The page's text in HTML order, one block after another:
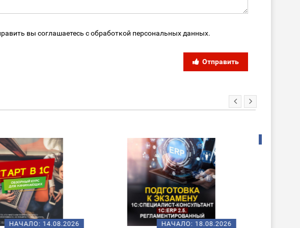
вы соглашаетесь с обработкой персональных данных.
Отправить
НАЧАЛО:18.08.2026
ХИТ!
НАЧАЛО:18.08.2026